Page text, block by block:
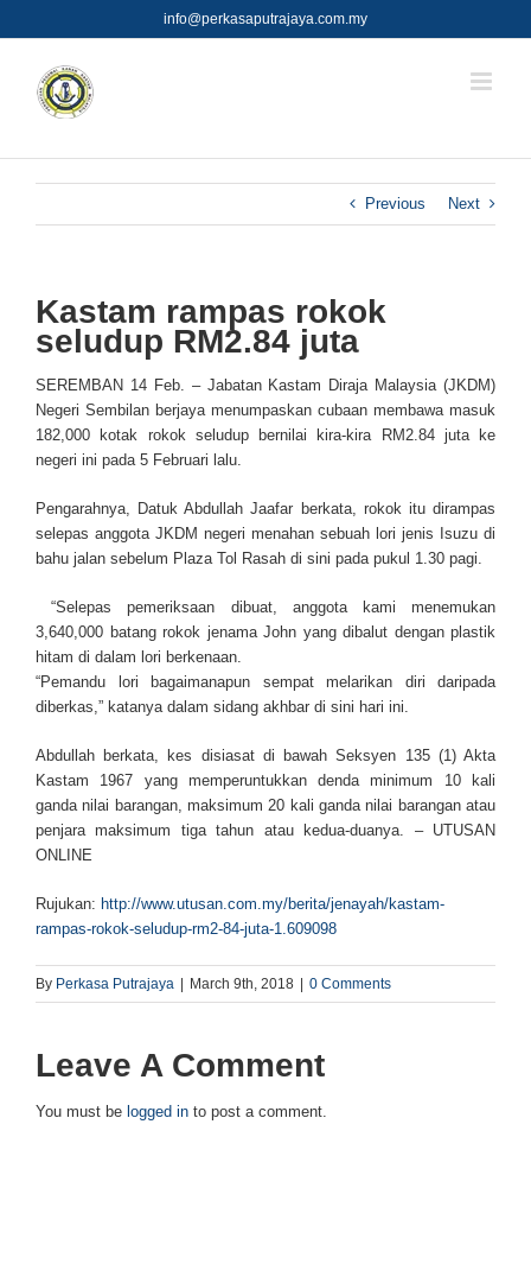
to
info@perkasaputrajaya.com.my
Previous Next
Kastam rampas rokok
seludup RM2.84 juta
SEREMBAN 14 Feb. – Jabatan Kastam Diraja Malaysia (JKDM)
Negeri Sembilan berjaya menumpaskan cubaan membawa masuk
182,000 kotak rokok seludup bernilai kira-kira RM2.84 juta ke
negeri ini pada 5 Februari lalu.
Pengarahnya, Datuk Abdullah Jaafar berkata, rokok itu dirampas
selepas anggota JKDM negeri menahan sebuah lori jenis Isuzu di
bahu jalan sebelum Plaza Tol Rasah di sini pada pukul 1.30 pagi.
“Selepas pemeriksaan dibuat, anggota kami menemukan
3,640,000 batang rokok jenama John yang dibalut dengan plastik
hitam di dalam lori berkenaan.
“Pemandu lori bagaimanapun sempat melarikan diri daripada
diberkas,” katanya dalam sidang akhbar di sini hari ini.
Abdullah berkata, kes disiasat di bawah Seksyen 135 (1) Akta
Kastam 1967 yang memperuntukkan denda minimum 10 kali
ganda nilai barangan, maksimum 20 kali ganda nilai barangan atau
penjara maksimum tiga tahun atau kedua-duanya. – UTUSAN
ONLINE
Rujukan: http://www.utusan.com.my/berita/jenayah/kastam-
rampas-rokok-seludup-rm2-84-juta-1.609098
By Perkasa Putrajaya March 9th, 2018 0 Comments
Leave A Comment
You must be logged in to post a comment.